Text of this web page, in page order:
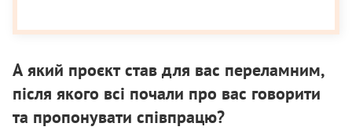
А який проєкт став для вас переламним,
після якого всі почали про вас говорити
та пропонувати співпрацю?